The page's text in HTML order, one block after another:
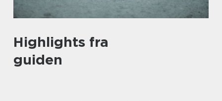
Highlights fra
guiden